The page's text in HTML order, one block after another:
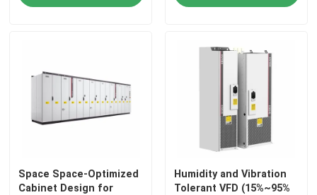
Space Space-Optimized
Cabinet Design for
Humidity and Vibration
Tolerant VFD (15%~95%